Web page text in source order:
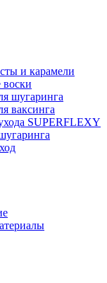
и карамели
шугаринга
ваксинга
SUPERFLEXY